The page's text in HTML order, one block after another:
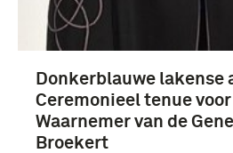
Prenten en Tekeningen (58)
hoofddeksels (54)
Meer
Donkerblauwe lakense
Ceremonieel tenue
Waarnemer van de
Broekert